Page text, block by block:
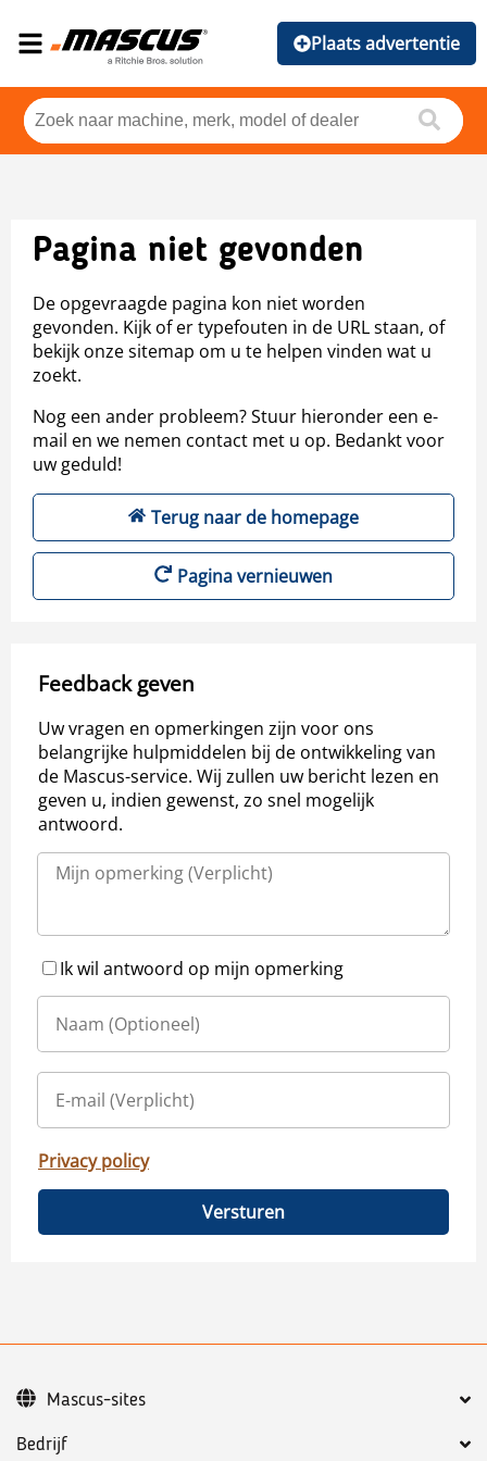
Plaats advertentie
Pagina niet gevonden
De opgevraagde pagina kon niet worden
gevonden. Kijk of er typefouten in de URL staan, of
bekijk onze sitemap om u te helpen vinden wat u
zoekt.
Nog een ander probleem? Stuur hieronder een e-
mail en we nemen contact met u op. Bedankt voor
uw geduld!
Terug naar de homepage
Pagina vernieuwen
Feedback geven
Uw vragen en opmerkingen zijn voor ons
belangrijke hulpmiddelen bij de ontwikkeling van
de Mascus-service. Wij zullen uw bericht lezen en
geven u, indien gewenst, zo snel mogelijk
antwoord.
Ik wil antwoord op mijn opmerking
Privacy policy
Versturen
Bedrijf
Mascus-sites